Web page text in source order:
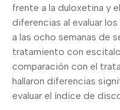
frente a la duloxetina y
diferencias al evaluar
a las ocho semanas de
tratamiento con
comparación con el
hallaron diferencias
evaluar el índice de